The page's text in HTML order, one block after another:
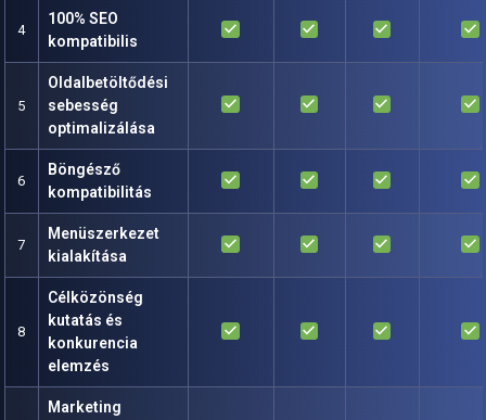
4
100% SEO
kompatibilis
done done done done
5
Oldalbetöltődési
sebesség
optimalizálása
done done done done
6
Böngésző
kompatibilitás
done done done done
7
Menüszerkezet
kialakítása
done done done done
8
Célközönség
kutatás és
konkurencia
elemzés
done done done done
Marketing